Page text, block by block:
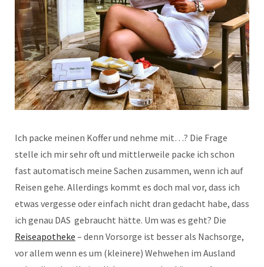
Ich packe meinen Koffer und nehme mit…? Die Frage
stelle ich mir sehr oft und mittlerweile packe ich schon
fast automatisch meine Sachen zusammen, wenn ich auf
Reisen gehe. Allerdings kommt es doch mal vor, dass ich
etwas vergesse oder einfach nicht dran gedacht habe, dass
ich genau DAS gebraucht hätte. Um was es geht? Die
Reiseapotheke – denn Vorsorge ist besser als Nachsorge,
vor allem wenn es um (kleinere) Wehwehen im Ausland